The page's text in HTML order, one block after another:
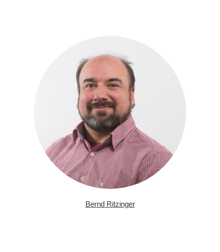
Bernd Ritzinger